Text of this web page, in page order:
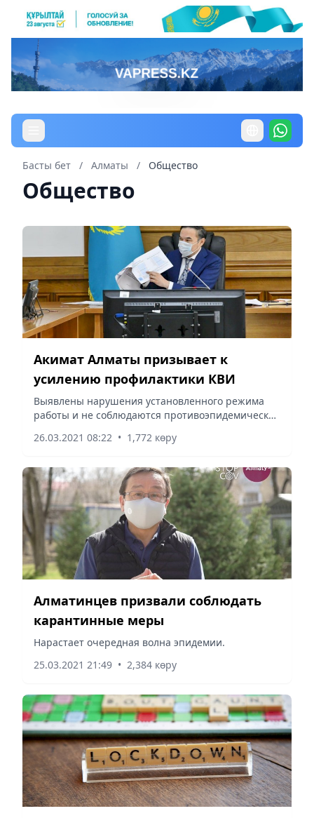
Басты бет / Алматы / Общество
Общество
Акимат Алматы призывает к
усилению профилактики КВИ
Выявлены нарушения установленного режима
работы и не соблюдаются противоэпидемические
26.03.2021 08:22 • 1,772 көру
Алматинцев призвали соблюдать
карантинные меры
Нарастает очередная волна эпидемии.
25.03.2021 21:49 • 2,384 көру